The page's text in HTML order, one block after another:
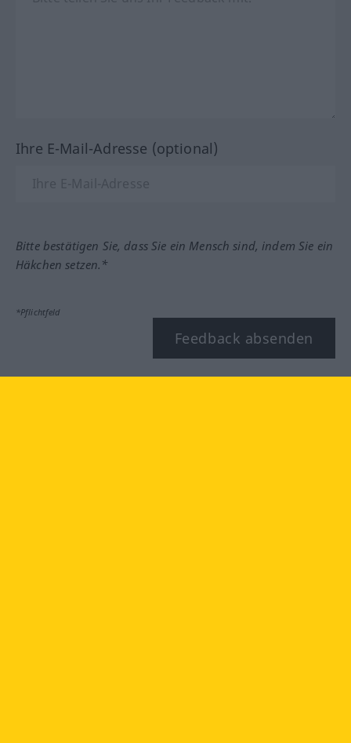
Ihre E-Mail-Adresse (optional)
Bitte bestätigen Sie, dass Sie ein Mensch sind, indem Sie ein
Häkchen setzen.*
*Pflichtfeld
Feedback absenden